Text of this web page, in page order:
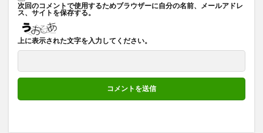
次回のコメントで使用するためブラウザーに自分の名前、メールアドレ
ス、サイトを保存する。
上に表示された文字を入力してください。